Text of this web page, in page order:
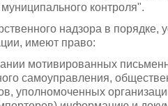
контроля".
надзора в порядке,
имеют право:
мотивированных
самоуправления,
уполномоченных